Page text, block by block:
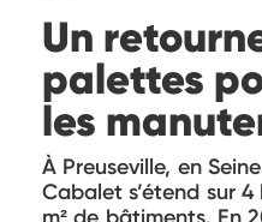
Un
palettes
les
À Preuseville, en
Cabalet s’étend sur